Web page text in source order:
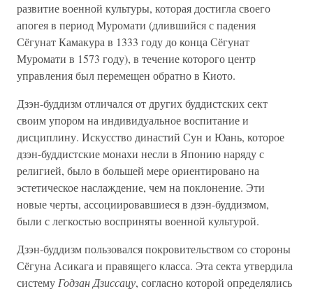
развитие военной культуры, которая достигла своего
апогея в период Муромати (длившийся с падения
Сёгунат Камакура в 1333 году до конца Сёгунат
Муромати в 1573 году), в течение которого центр
управления был перемещен обратно в Киото.
Дзэн-буддизм отличался от других буддистских сект
своим упором на индивидуальное воспитание и
дисциплину. Искусство династий Сун и Юань, которое
дзэн-буддистские монахи несли в Японию наряду с
религией, было в большей мере ориентировано на
эстетическое наслаждение, чем на поклонение. Эти
новые черты, ассоциировавшиеся в дзэн-буддизмом,
были с легкостью восприняты военной культурой.
Дзэн-буддизм пользовался покровительством со стороны
Сёгуна Асикага и правящего класса. Эта секта утвердила
системуГодзан Дзиссацу, согласно которой определялись